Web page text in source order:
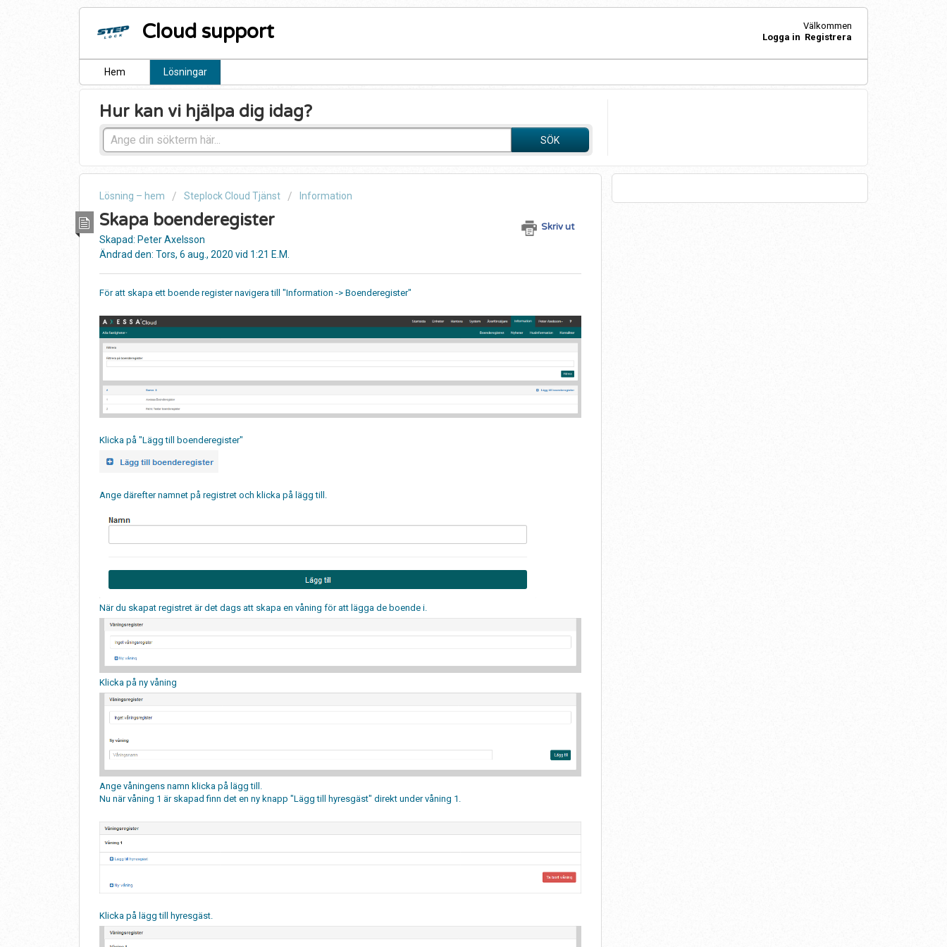
Cloud support
Välkommen
Logga in Registrera
Hem Lösningar
Hur kan vi hjälpa dig idag?
SÖK
Lösning – hem Steplock Cloud Tjänst Information
Skapa boenderegister
Skriv ut
Skapad: Peter Axelsson
Ändrad den: Tors, 6 aug., 2020 vid 1:21 E.M.
För att skapa ett boende register navigera till "Information -> Boenderegister"
Klicka på "Lägg till boenderegister"
Ange därefter namnet på registret och klicka på lägg till.
När du skapat registret är det dags att skapa en våning för att lägga de boende i.
Klicka på ny våning
Ange våningens namn klicka på lägg till.
Nu när våning 1 är skapad finn det en ny knapp "Lägg till hyresgäst" direkt under våning 1.
Klicka på lägg till hyresgäst.